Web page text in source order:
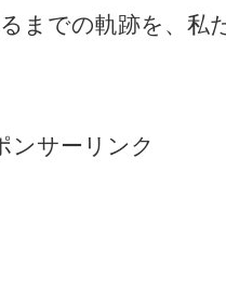
までの軌跡を、私
ンサーリンク